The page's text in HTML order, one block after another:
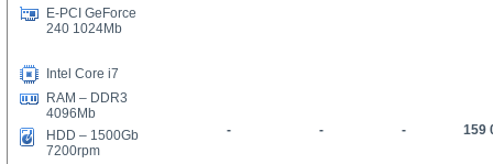
E-PCI GeForce
240 1024Mb
Intel Core i7
- - - 159
RAM – DDR3
4096Mb
HDD – 1500Gb
7200rpm